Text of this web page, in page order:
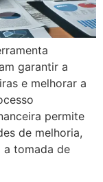
garantir a
e melhorar a
permite
de melhoria,
a tomada de